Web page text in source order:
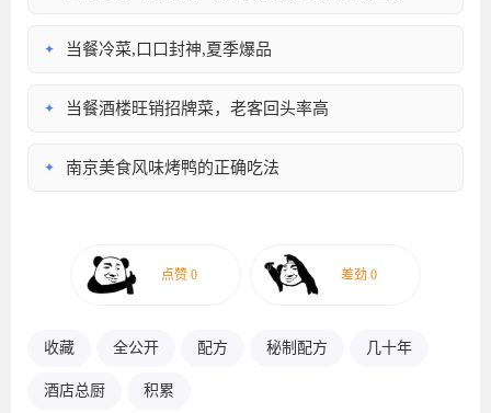
✦ 当餐冷菜,口口封神,夏季爆品
✦ 当餐酒楼旺销招牌菜，老客回头率高
✦ 南京美食风味烤鸭的正确吃法
收藏 全公开 配方 秘制配方 几十年
酒店总厨 积累